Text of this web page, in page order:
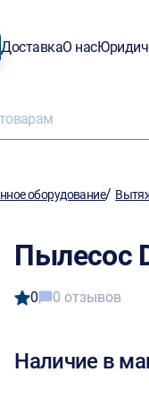
ДоставкаО нас
оборудование/
Пылесос
0 0 отзывов
Наличие в